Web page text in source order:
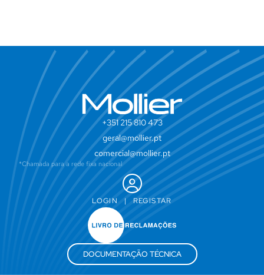
+351 215 810 473
geral@mollier.pt
comercial@mollier.pt
*Chamada para a rede fixa nacional
LOGIN | REGISTAR
DOCUMENTAÇÃO TÉCNICA